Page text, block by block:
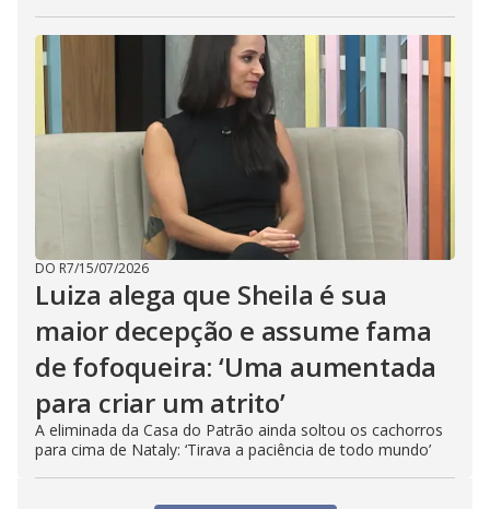
DO R7/15/07/2026
Luiza alega que Sheila é sua
maior decepção e assume fama
de fofoqueira: ‘Uma aumentada
para criar um atrito’
A eliminada da Casa do Patrão ainda soltou os cachorros
para cima de Nataly: ‘Tirava a paciência de todo mundo’